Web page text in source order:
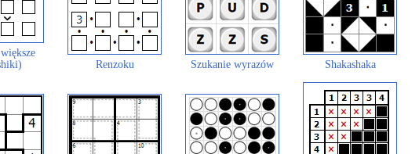
Renzoku Szukanie wyrazów Shakashaka